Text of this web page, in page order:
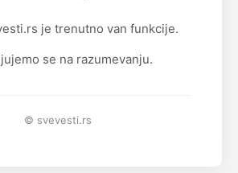
je trenutno van funkcije.
se na razumevanju.
© svevesti.rs